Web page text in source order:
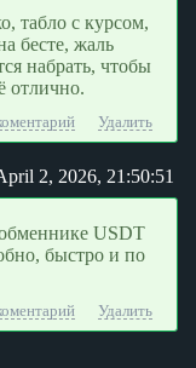
табло с курсом,
бесте, жаль
набрать, чтобы
отлично.
Удалить
2, 2026, 21:50:51
USDT
быстро и по
Удалить